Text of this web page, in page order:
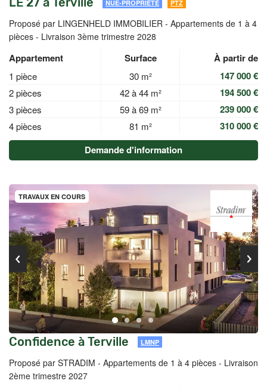
NUE-PROPRIÉTÉ PTZ
Proposé par LINGENHELD IMMOBILIER - Appartements de 1 à 4
pièces - Livraison 3ème trimestre 2028
Appartement Surface À partir de
1 pièce 30 m² 147 000 €
2 pièces 42 à 44 m² 194 500 €
3 pièces 59 à 69 m² 239 000 €
4 pièces 81 m²
310 000 €
Demande d'information
TRAVAUX EN COURS
Confidence à Terville LMNP
Proposé par STRADIM - Appartements de 1 à 4 pièces - Livraison
2ème trimestre 2027